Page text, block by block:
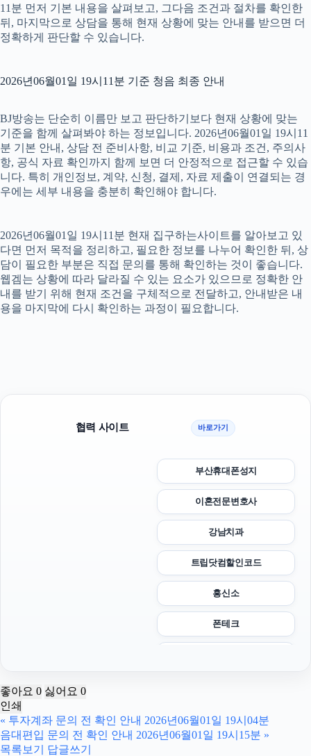
11분 먼저 기본 내용을 살펴보고, 그다음 조건과 절차를 확인한
뒤, 마지막으로 상담을 통해 현재 상황에 맞는 안내를 받으면 더
정확하게 판단할 수 있습니다.
2026년06월01일 19시11분 기준 청음 최종 안내
BJ방송는 단순히 이름만 보고 판단하기보다 현재 상황에 맞는
기준을 함께 살펴봐야 하는 정보입니다. 2026년06월01일 19시11
분 기본 안내, 상담 전 준비사항, 비교 기준, 비용과 조건, 주의사
항, 공식 자료 확인까지 함께 보면 더 안정적으로 접근할 수 있습
니다. 특히 개인정보, 계약, 신청, 결제, 자료 제출이 연결되는 경
우에는 세부 내용을 충분히 확인해야 합니다.
2026년06월01일 19시11분 현재 집구하는사이트를 알아보고 있
다면 먼저 목적을 정리하고, 필요한 정보를 나누어 확인한 뒤, 상
담이 필요한 부분은 직접 문의를 통해 확인하는 것이 좋습니다.
웹겜는 상황에 따라 달라질 수 있는 요소가 있으므로 정확한 안
내를 받기 위해 현재 조건을 구체적으로 전달하고, 안내받은 내
용을 마지막에 다시 확인하는 과정이 필요합니다.
협력 사이트 바로가기
부산휴대폰성지
이혼전문변호사
강남치과
트립닷컴할인코드
흥신소
폰테크
광교피부과
좋아요 0 싫어요 0
인쇄
« 투자계좌 문의 전 확인 안내 2026년06월01일 19시04분
음대편입 문의 전 확인 안내 2026년06월01일 19시15분 »
목록보기
답글쓰기